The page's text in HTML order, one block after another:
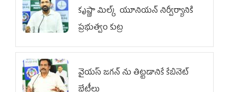
కృష్ణా మిల్క్‌ యూనియన్‌ నిర్వీర్యానికి
ప్రభుత్వం కుట్ర
వైయ‌స్ జగన్‌ ను తిట్టడానికే కేబినెట్‌